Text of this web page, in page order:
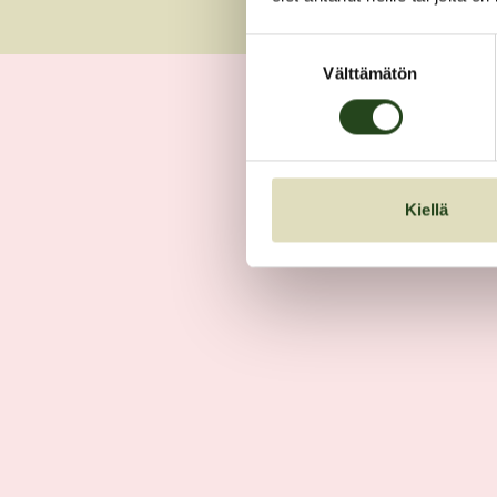
Välttämätön
Kiellä